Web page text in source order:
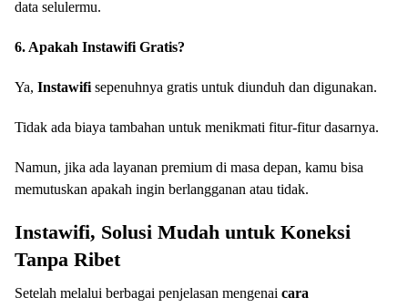
data selulermu.
6. Apakah Instawifi Gratis?
Ya, Instawifi sepenuhnya gratis untuk diunduh dan digunakan.
Tidak ada biaya tambahan untuk menikmati fitur-fitur dasarnya.
Namun, jika ada layanan premium di masa depan, kamu bisa
memutuskan apakah ingin berlangganan atau tidak.
Instawifi, Solusi Mudah untuk Koneksi
Tanpa Ribet
Setelah melalui berbagai penjelasan mengenai cara